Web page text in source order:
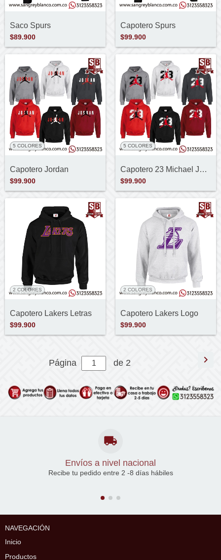
Saco Spurs
$89.900
Capotero Spurs
$99.900
5 COLORES
5 COLORES
Capotero Jordan
$99.900
5 COLORES
5 COLORES
Capotero 23 Michael Jordan
$99.900
2 COLORES
Capotero Lakers Letras
$99.900
2 COLORES
Capotero Lakers Logo
$99.900
Página de 2
Envíos a nivel nacional
Recibe tu pedido entre 2 -8 días hábiles
NAVEGACIÓN
Inicio
Productos